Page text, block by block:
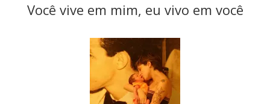
Você vive em mim, eu vivo em você